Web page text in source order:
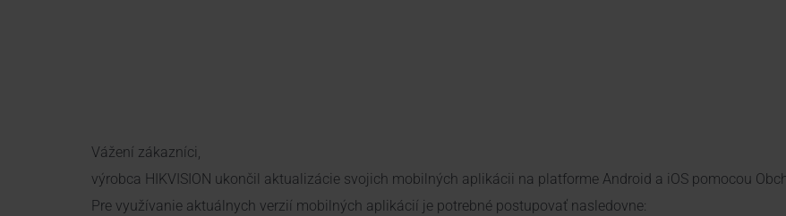
Vážení zákazníci,
výrobca HIKVISION ukončil aktualizácie svojich mobilných aplikácii na platforme Android a iOS pomocou
Pre využívanie aktuálnych verzií mobilných aplikácií je potrebné postupovať nasledovne: